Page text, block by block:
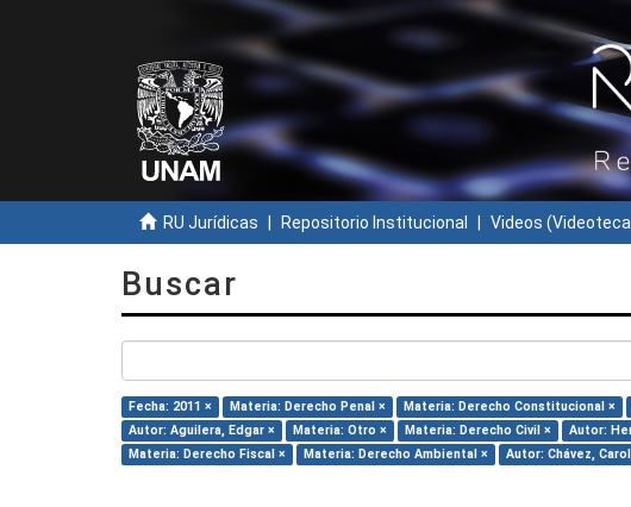
RU Jurídicas Repositorio Institucional Videos
Buscar
Fecha: 2011 × Materia: Derecho Penal × Materia: Derecho Constitucional ×
Autor: Aguilera, Edgar ×
Materia: Otro × Materia: Derecho Civil × Autor:
Materia: Derecho Fiscal ×
Materia: Derecho Ambiental × Autor: Chávez,